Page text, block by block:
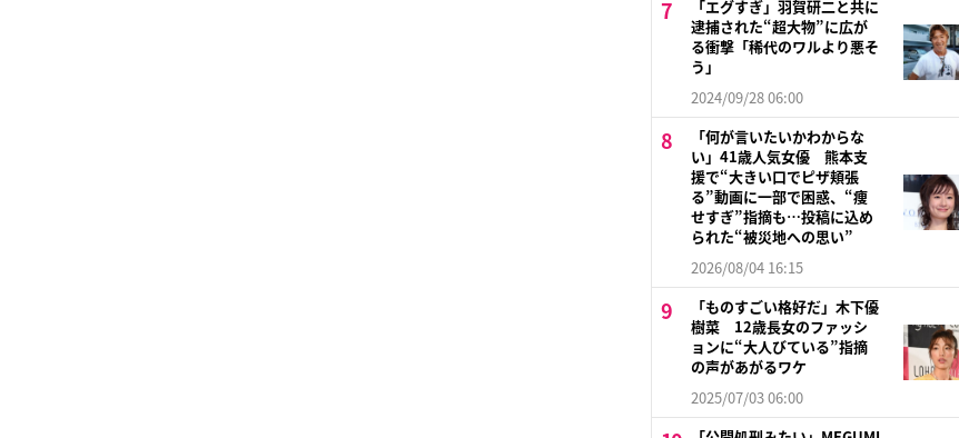
「エグすぎ」羽賀研二と共に
逮捕された“超大物”に広が
る衝撃「稀代のワルより悪そ
う」
2024/09/28 06:00
「何が言いたいかわからな
い」41歳人気女優 熊本支
援で“大きい口でピザ頬張
る”動画に一部で困惑、“痩
せすぎ”指摘も…投稿に込め
られた“被災地への思い”
2026/08/04 16:15
「ものすごい格好だ」木下優
樹菜 12歳長女のファッシ
ョンに“大人びている”指摘
の声があがるワケ
2025/07/03 06:00